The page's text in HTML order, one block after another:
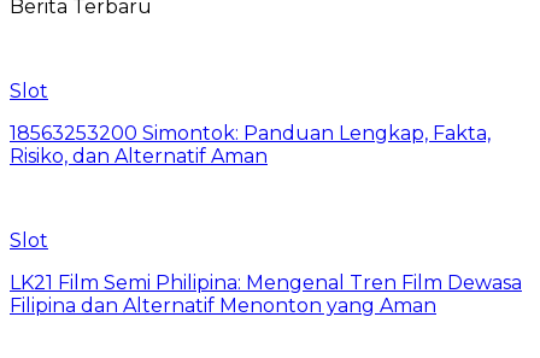
Berita Terbaru
Slot
18563253200 Simontok: Panduan Lengkap, Fakta,
Risiko, dan Alternatif Aman
Slot
LK21 Film Semi Philipina: Mengenal Tren Film Dewasa
Filipina dan Alternatif Menonton yang Aman